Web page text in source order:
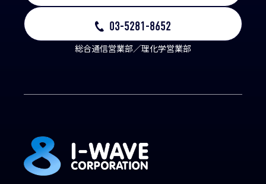
03-5281-8652
総合通信営業部／理化学営業部